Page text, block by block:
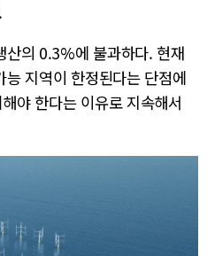
산의 0.3%에 불과하다. 현재
지역이 한정된다는 단점에
야 한다는 이유로 지속해서